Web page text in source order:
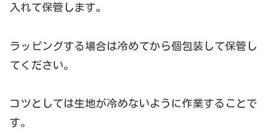
入れて保管します。
ラッピングする場合は冷めてから個包装して保管し
てください。
コツとしては生地が冷めないように作業することで
す。